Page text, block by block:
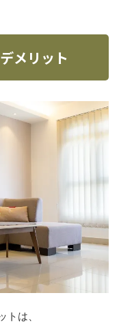
メリット
は、